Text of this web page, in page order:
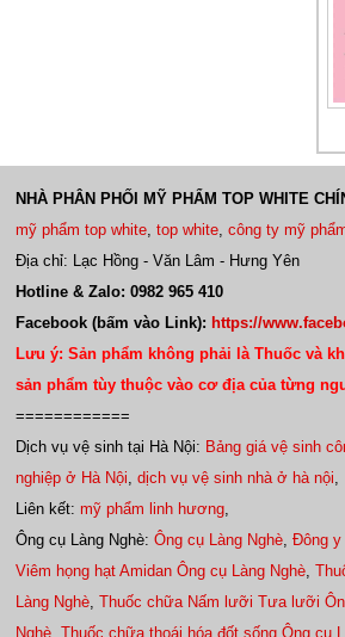
NHÀ PHÂN PHỐI MỸ PHẨM TOP WHITE
mỹ phẩm top white, top white, công ty mỹ
Địa chỉ: Lạc Hồng - Văn Lâm - Hưng Yên
Hotline & Zalo: 0982 965 410
Facebook (bấm vào Link): https://
Lưu ý: Sản phẩm không phải là Thuốc và
sản phẩm tùy thuộc vào cơ địa của từng
============
Dịch vụ vệ sinh tại Hà Nội: Bảng giá vệ sinh
nghiệp ở Hà Nội, dịch vụ vệ sinh nhà ở hà nội,
Liên kết: mỹ phẩm linh hương,
Ông cụ Làng Nghè: Ông cụ Làng Nghè, Đông y
Viêm họng hạt Amidan Ông cụ Làng Nghè,
Làng Nghè, Thuốc chữa Nấm lưỡi Tưa lưỡi
Nghè Thuốc chữa thoái hóa đốt sống Ông cụ